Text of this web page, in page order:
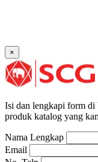
Plug SCG
Shinkolite
Atap
×
Isi dan lengkapi form di
produk katalog yang
Nama Lengkap
Email